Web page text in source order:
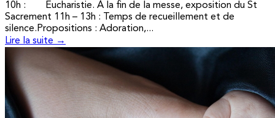
10h : Eucharistie. À la fin de la messe, exposition du St
Sacrement 11h – 13h : Temps de recueillement et de
silence.Propositions : Adoration,...
Lire la suite →